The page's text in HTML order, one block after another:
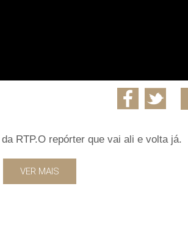
RTP.O repórter que vai ali e volta já.
VER MAIS